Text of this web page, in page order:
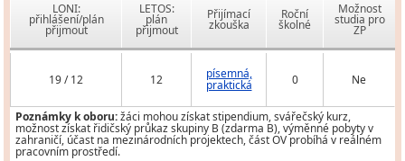
LONI:
přihlášení/plán
přijmout
LETOS:
plán
přijmout
Přijímací
zkouška
Roční
školné
Možnost
studia pro
ZP
19 / 12 12 písemná,
praktická 0 Ne
Poznámky k oboru:žáci mohou získat stipendium, svářečský kurz,
možnost získat řidičský průkaz skupiny B (zdarma B), výměnné pobyty v
zahraničí, účast na mezinárodních projektech, část OV probíhá v reálném
pracovním prostředí.